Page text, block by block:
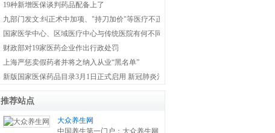
19种新增医保谈判药品配备上了
九部门发文:纠正术中加项、"持刀加价"等医疗不正之风
国家医学中心、区域医疗中心与传统医院有何不同？国家卫健委权威解答！
财政部对19家医药企业作出行政处罚
上海严惩卖假药者并将之纳入从业“黑名单”
新版国家医保药品目录3月1日正式启用 新冠肺炎治疗药品全部纳入医保
推荐站点
大众养生网
中国养生第一门户：大众养生网